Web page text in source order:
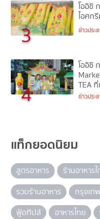
3
โออิชิ
ไอศก
ข่าวประ
4
โออิชิ
TEA
ข่าวประ
แท็กยอดนิยม
สูตรอาหาร ร้านอาหาร
รวมร้านอาหาร
กรุงเทพ
ฟู้ดทิปส์
อาหารไทย